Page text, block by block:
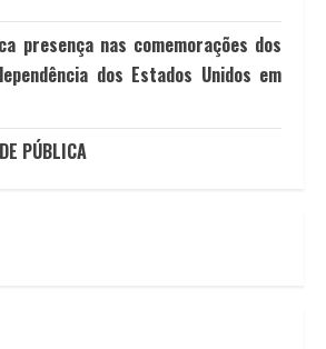
presença nas comemorações dos
dos Estados Unidos em
PÚBLICA